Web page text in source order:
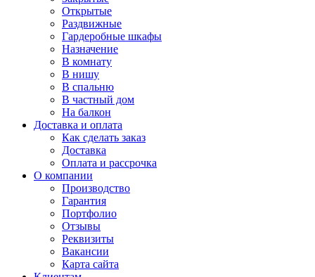
Открытые
Раздвижные
Гардеробные шкафы
Назначение
В комнату
В нишу
В спальню
В частный дом
На балкон
Доставка и оплата
Как сделать заказ
Доставка
Оплата и рассрочка
О компании
Производство
Гарантия
Портфолио
Отзывы
Реквизиты
Вакансии
Карта сайта